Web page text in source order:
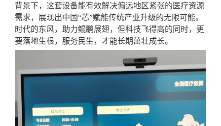
背景下，这套设备能有效解决偏远地区紧张的医疗资源
需求， 展现出中国“芯”赋能传统产业升级的无限可能。
时代的东风，助力鲲鹏展翅，但科技飞得高的同时，更
要落地生根，服务民生，才能长期茁壮成长。